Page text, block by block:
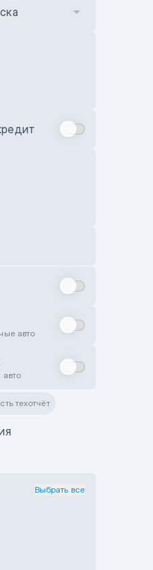
авто
авто
техотчёт
Выбрать все